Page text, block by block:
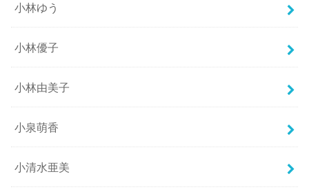
小林ゆう
小林優子
小林由美子
小泉萌香
小清水亜美